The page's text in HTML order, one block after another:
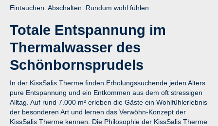
Eintauchen. Abschalten. Rundum wohl fühlen.
Totale Entspannung im
Thermalwasser des
Schönbornsprudels
In der KissSalis Therme finden Erholungssuchende jeden Alters
pure Entspannung und ein Entkommen aus dem oft stressigen
Alltag. Auf rund 7.000 m² erleben die Gäste ein Wohlfühlerlebnis
der besonderen Art und lernen das Verwöhn-Konzept der
KissSalis Therme kennen. Die Philosophie der KissSalis Therme